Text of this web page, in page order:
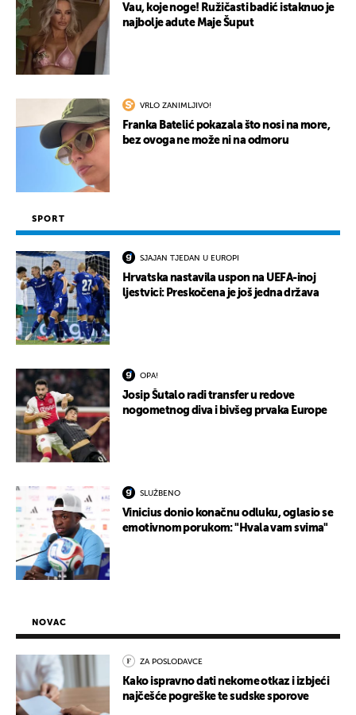
Vau, koje noge! Ružičasti badić istaknuo je
najbolje adute Maje Šuput
VRLO ZANIMLJIVO!
Franka Batelić pokazala što nosi na more,
bez ovoga ne može ni na odmoru
SPORT
SJAJAN TJEDAN U EUROPI
Hrvatska nastavila uspon na UEFA-inoj
ljestvici: Preskočena je još jedna država
OPA!
Josip Šutalo radi transfer u redove
nogometnog diva i bivšeg prvaka Europe
SLUŽBENO
Vinicius donio konačnu odluku, oglasio se
emotivnom porukom: "Hvala vam svima"
NOVAC
ZA POSLODAVCE
Kako ispravno dati nekome otkaz i izbjeći
najčešće pogreške te sudske sporove